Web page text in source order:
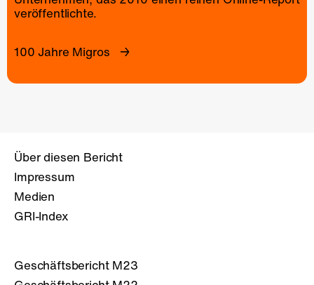
veröffentlichte.
100 Jahre Migros
Über diesen Bericht
Impressum
Medien
GRI-Index
Geschäftsbericht M23